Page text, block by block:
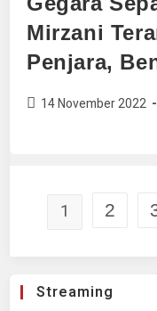
Mirzani
Penjara,
14 November 2022
1 2
Streaming